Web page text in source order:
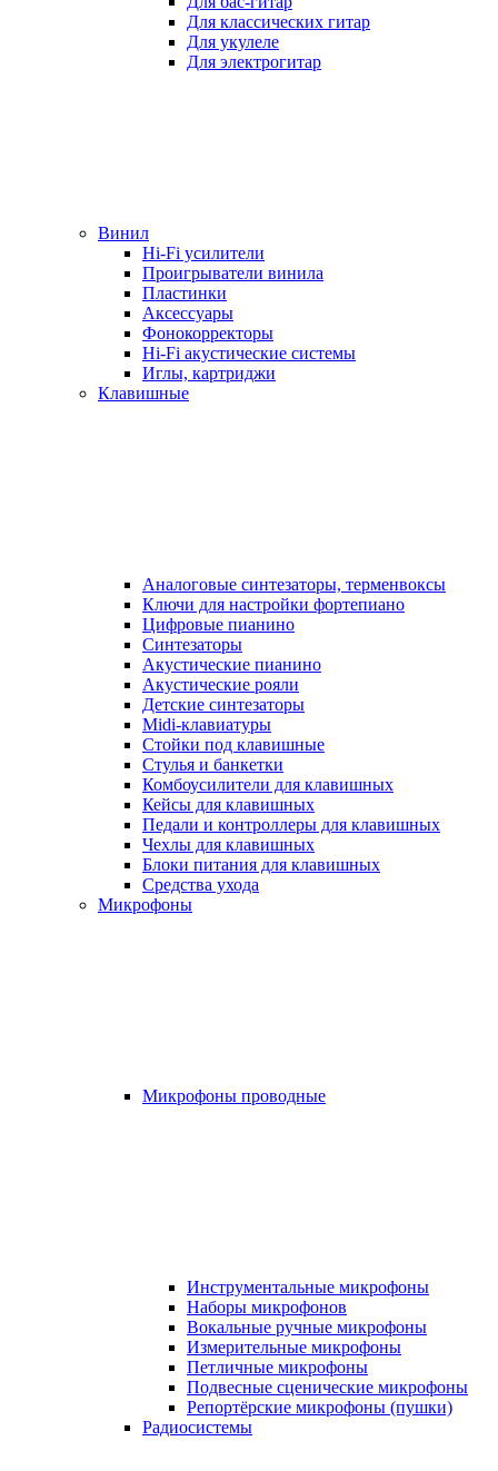
Для классических гитар
Для укулеле
Для электрогитар
Винил
Hi-Fi усилители
Проигрыватели винила
Пластинки
Аксессуары
Фонокорректоры
Hi-Fi акустические системы
Иглы, картриджи
Клавишные
Аналоговые синтезаторы, терменвоксы
Ключи для настройки фортепиано
Цифровые пианино
Синтезаторы
Акустические пианино
Акустические рояли
Детские синтезаторы
Midi-клавиатуры
Стойки под клавишные
Стулья и банкетки
Комбоусилители для клавишных
Кейсы для клавишных
Педали и контроллеры для клавишных
Чехлы для клавишных
Блоки питания для клавишных
Средства ухода
Микрофоны
Микрофоны проводные
Инструментальные микрофоны
Наборы микрофонов
Вокальные ручные микрофоны
Измерительные микрофоны
Петличные микрофоны
Подвесные сценические микрофоны
Репортёрские микрофоны (пушки)
Радиосистемы